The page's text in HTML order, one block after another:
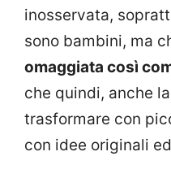
inosservata,
sono bambini, ma
omaggiata così
che quindi, anche
trasformare con
con idee originali